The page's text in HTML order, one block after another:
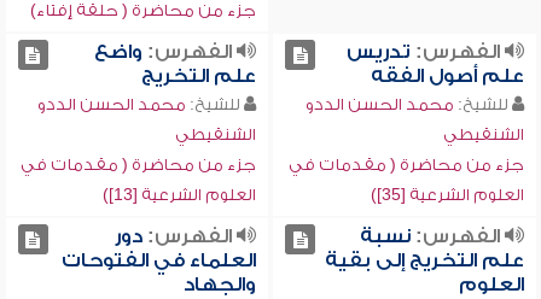
جزء من محاضرة ( حلقة إفتاء)
الفهرس: تدريس
علم أصول الفقه
للشيخ: محمد الحسن الددو
الشنقيطي
جزء من محاضرة ( مقدمات في
العلوم الشرعية [35])
الفهرس: واضع
علم التخريج
للشيخ: محمد الحسن الددو
الشنقيطي
جزء من محاضرة ( مقدمات في
العلوم الشرعية [13])
الفهرس:نسبة
علم التخريج إلى بقية
العلوم
الفهرس:دور
العلماء في الفتوحات
والجهاد